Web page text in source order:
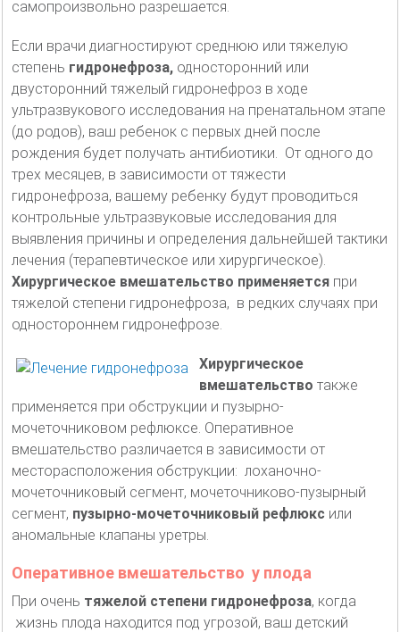
самопроизвольно разрешается.
Если врачи диагностируют среднюю или тяжелую
степень гидронефроза, односторонний или
двусторонний тяжелый гидронефроз в ходе
ультразвукового исследования на пренатальном этапе
(до родов), ваш ребенок с первых дней после
рождения будет получать антибиотики. От одного до
трех месяцев, в зависимости от тяжести
гидронефроза, вашему ребенку будут проводиться
контрольные ультразвуковые исследования для
выявления причины и определения дальнейшей тактики
лечения (терапевтическое или хирургическое).
Хирургическое вмешательство применяется при
тяжелой степени гидронефроза, в редких случаях при
одностороннем гидронефрозе.
Хирургическое
вмешательство также
применяется при обструкции и пузырно-
мочеточниковом рефлюксе. Оперативное
вмешательство различается в зависимости от
месторасположения обструкции: лоханочно-
мочеточниковый сегмент, мочеточниково-пузырный
сегмент, пузырно-мочеточниковый рефлюкс или
аномальные клапаны уретры.
Оперативное вмешательство у плода
При очень тяжелой степени гидронефроза, когда
жизнь плода находится под угрозой, ваш детский